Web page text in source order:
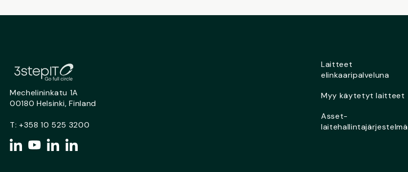
Mechelininkatu 1A
00180 Helsinki, Finland
T: +358 10 525 3200
Laitteet
elinkaaripalveluna
Myy käytetyt laitteet
Asset-
laitehallintajärjestelmä